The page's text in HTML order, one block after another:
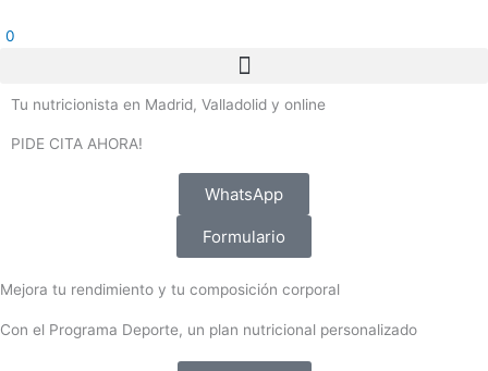
al0
Tu nutricionista en Madrid, Valladolid y online
PIDE CITA AHORA!
WhatsApp
Formulario
Mejora tu rendimiento y tu composición corporal
Con el Programa Deporte, un plan nutricional personalizado